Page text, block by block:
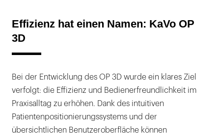
Effizienz hat einen Namen: KaVo OP
3D
Bei der Entwicklung des OP 3D wurde ein klares Ziel
verfolgt: die Effizienz und Bedienerfreundlichkeit im
Praxisalltag zu erhöhen. Dank des intuitiven
Patientenpositionierungssystems und der
übersichtlichen Benutzeroberfläche können